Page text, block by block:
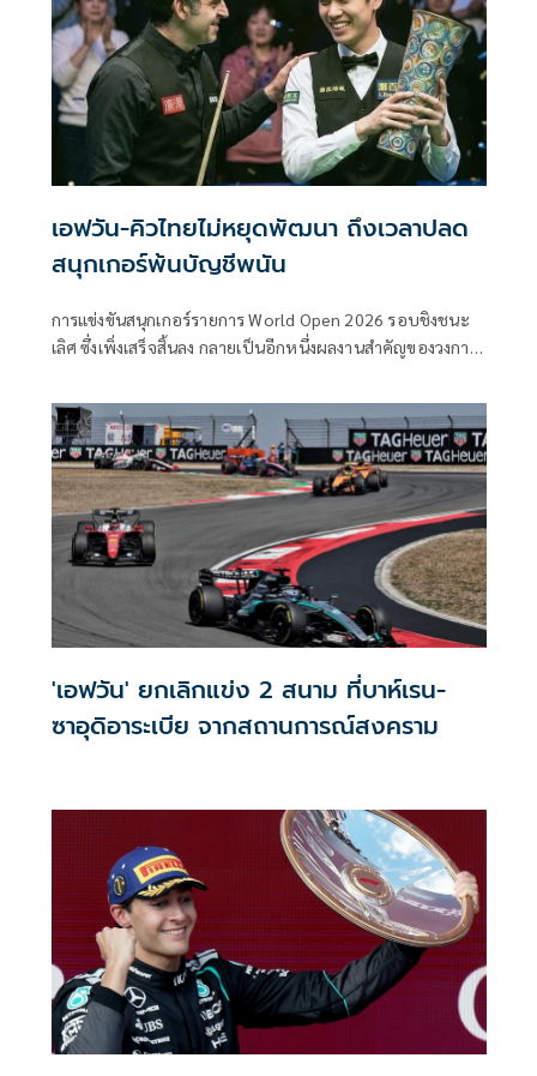
เอฟวัน-คิวไทยไม่หยุดพัฒนา ถึงเวลาปลด
สนุกเกอร์พ้นบัญชีพนัน
การแข่งขันสนุกเกอร์รายการ World Open 2026 รอบชิงชนะ
เลิศ ซึ่งเพิ่งเสร็จสิ้นลง กลายเป็นอีกหนึ่งผลงานสำคัญของวงการ
'เอฟวัน' ยกเลิกแข่ง 2 สนาม ที่บาห์เรน-
ซาอุดิอาระเบีย จากสถานการณ์สงคราม